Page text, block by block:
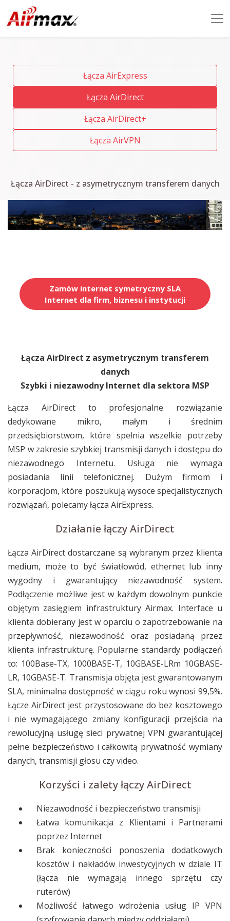
Łącza AirExpress
Łącza AirDirect
Łącza AirDirect+
Łącza AirVPN
Łącza AirDirect - z asymetrycznym transferem danych
Previous Next
Zamów internet symetryczny SLA
Internet dla firm, biznesu i instytucji
Łącza AirDirect z asymetrycznym transferem
danych
Szybki i niezawodny Internet dla sektora MSP
Łącza AirDirect to profesjonalne rozwiązanie
dedykowane mikro, małym i średnim
przedsiębiorstwom, które spełnia wszelkie potrzeby
MSP w zakresie szybkiej transmisji danych i dostępu do
niezawodnego Internetu. Usługa nie wymaga
posiadania linii telefonicznej. Dużym firmom i
korporacjom, które poszukują wysoce specjalistycznych
rozwiązań, polecamy łącza AirExpress.
Działanie łączy AirDirect
Łącza AirDirect dostarczane są wybranym przez klienta
medium, może to być światłowód, ethernet lub inny
wygodny i gwarantujący niezawodność system.
Podłączenie możliwe jest w każdym dowolnym punkcie
objętym zasięgiem infrastruktury Airmax. Interface u
klienta dobierany jest w oparciu o zapotrzebowanie na
przepływność, niezawodność oraz posiadaną przez
klienta infrastrukturę. Popularne standardy podłączeń
to: 100Base-TX, 1000BASE-T, 10GBASE-LRm 10GBASE-
LR, 10GBASE-T. Transmisja objęta jest gwarantowanym
SLA, minimalna dostępność w ciągu roku wynosi 99,5%.
Łącze AirDirect jest przystosowane do bez kosztowego
i nie wymagającego zmiany konfiguracji przejścia na
rewolucyjną usługę sieci prywatnej VPN gwarantującej
pełne bezpieczeństwo i całkowitą prywatność wymiany
danych, transmisji głosu czy video.
Korzyści i zalety łączy AirDirect
Niezawodność i bezpieczeństwo transmisji
Łatwa komunikacja z Klientami i Partnerami
poprzez Internet
Brak konieczności ponoszenia dodatkowych
kosztów i nakładów inwestycyjnych w dziale IT
(łącza nie wymagają innego sprzętu czy
ruterów)
Możliwość łatwego wdrożenia usług IP VPN